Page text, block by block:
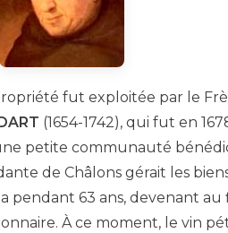
fut exploitée par le
(1654-1742), qui fut en
petite communauté
de Châlons gérait les
pendant 63 ans, devenant au
À ce moment, le vin